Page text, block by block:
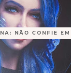
NÃO CONFIE